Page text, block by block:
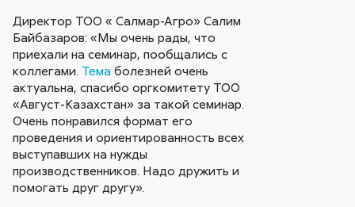
Директор ТОО « Салмар-Агро» Салим
Байбазаров: «Мы очень рады, что
приехали на семинар, пообщались с
коллегами. Тема болезней очень
актуальна, спасибо оргкомитету ТОО
«Август-Казахстан» за такой семинар.
Очень понравился формат его
проведения и ориентированность всех
выступавших на нужды
производственников. Надо дружить и
помогать друг другу».